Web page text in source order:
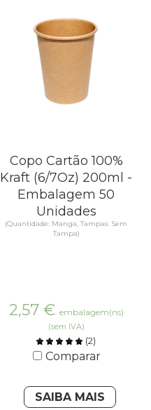
Copo Cartão 100%
Kraft (6/7Oz) 200ml -
Embalagem 50
Unidades
(Quantidade: Manga, Tampas: Sem
Tampa)
2,57 € embalagem(ns)
(sem IVA)
(2)
Comparar
SAIBA MAIS